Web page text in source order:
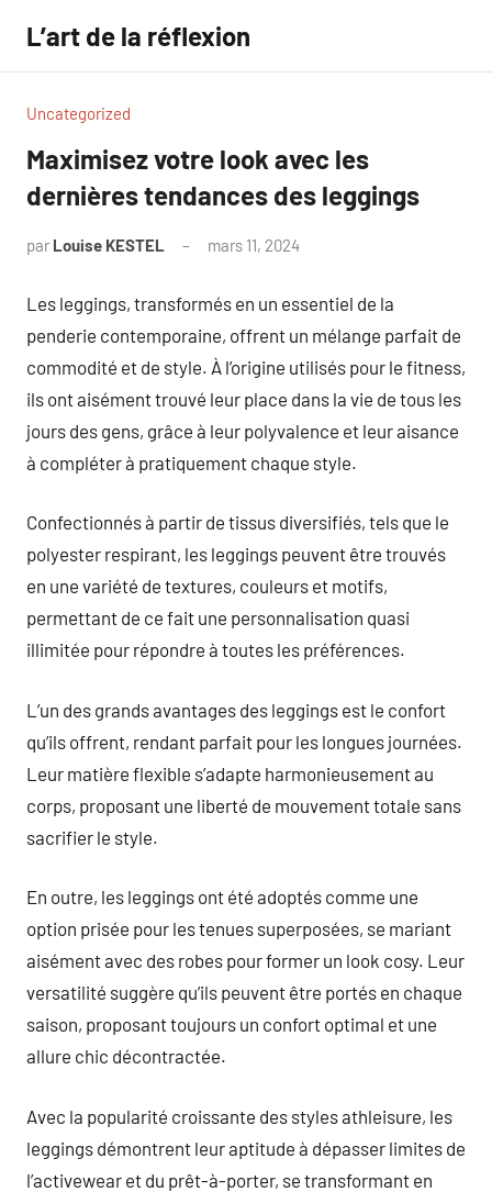
contenu
L’art de la réflexion
Uncategorized
Maximisez votre look avec les
dernières tendances des leggings
par Louise KESTEL mars 11, 2024
Les leggings, transformés en un essentiel de la
penderie contemporaine, offrent un mélange parfait de
commodité et de style. À l’origine utilisés pour le fitness,
ils ont aisément trouvé leur place dans la vie de tous les
jours des gens, grâce à leur polyvalence et leur aisance
à compléter à pratiquement chaque style.
Confectionnés à partir de tissus diversifiés, tels que le
polyester respirant, les leggings peuvent être trouvés
en une variété de textures, couleurs et motifs,
permettant de ce fait une personnalisation quasi
illimitée pour répondre à toutes les préférences.
L’un des grands avantages des leggings est le confort
qu’ils offrent, rendant parfait pour les longues journées.
Leur matière flexible s’adapte harmonieusement au
corps, proposant une liberté de mouvement totale sans
sacrifier le style.
En outre, les leggings ont été adoptés comme une
option prisée pour les tenues superposées, se mariant
aisément avec des robes pour former un look cosy. Leur
versatilité suggère qu’ils peuvent être portés en chaque
saison, proposant toujours un confort optimal et une
allure chic décontractée.
Avec la popularité croissante des styles athleisure, les
leggings démontrent leur aptitude à dépasser limites de
l’activewear et du prêt-à-porter, se transformant en